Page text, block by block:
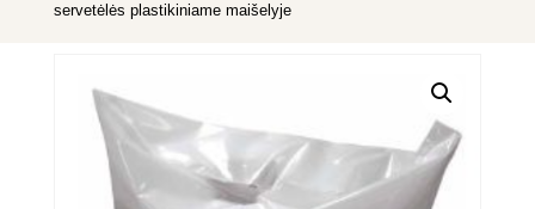
servetėlės plastikiniame maišelyje